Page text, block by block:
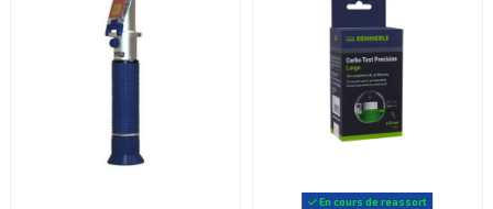
En cours de reassort